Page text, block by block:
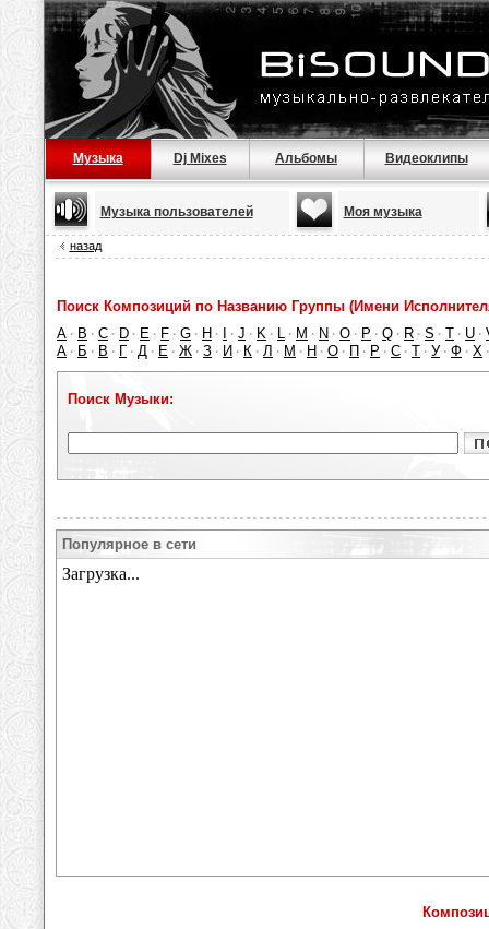
Музыка Dj Mixes Альбомы Видеоклипы
Музыка пользователей Моя музыка
назад
Поиск Композиций по Названию Группы (Имени
A · B · C · D · E · F · G · H · · J · K · L · M · N · O · P · Q · R · S · T · U ·
А · Б · В · Г · Д · Е · Ж · З · И · К · Л · М · Н · О · П · Р · С · Т · У · Ф · Х
Поиск Музыки:
Популярное в сети